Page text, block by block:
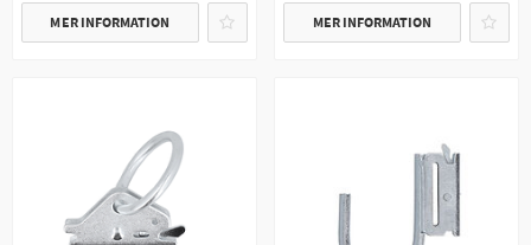
MER INFORMATION MER INFORMATION